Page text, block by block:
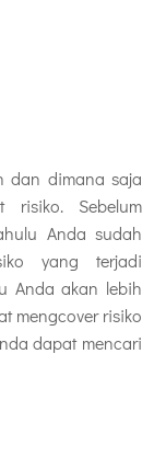
dan dimana saja
risiko. Sebelum
Anda sudah
yang terjadi
Anda akan lebih
mengcover risiko
dapat mencari